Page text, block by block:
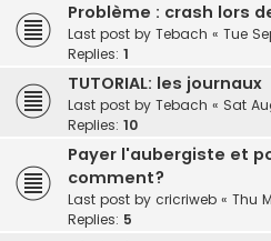
Problème : crash lors
Last post by Tebach « Tue
Replies: 1
TUTORIAL: les journaux
Last post by Tebach « Sat
Replies: 10
Payer l'aubergiste et
comment?
Last post by cricriweb « Thu
Replies: 5